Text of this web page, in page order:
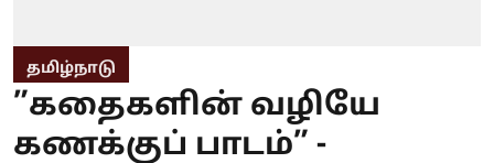
தமிழ்நாடு
”கதைகளின் வழியே
கணக்குப் பாடம்” -